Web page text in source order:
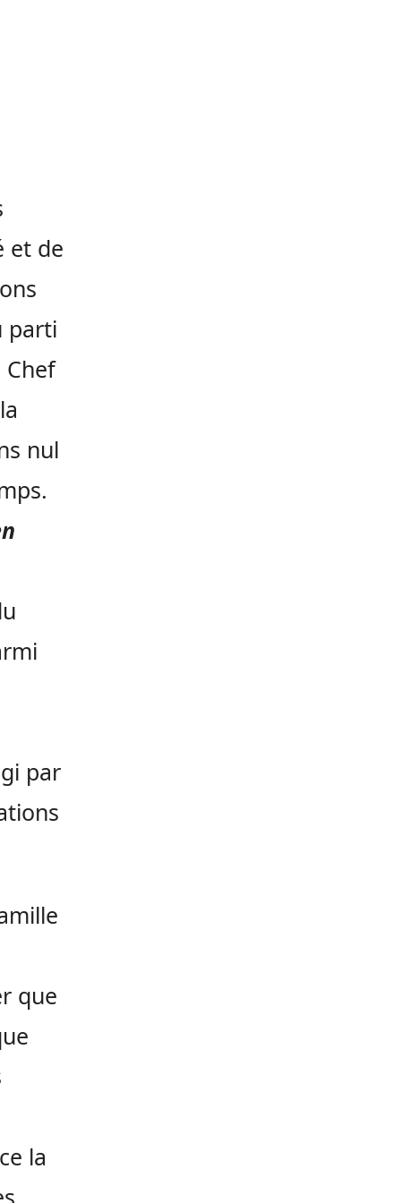
et de
parti
nul
par
que
la